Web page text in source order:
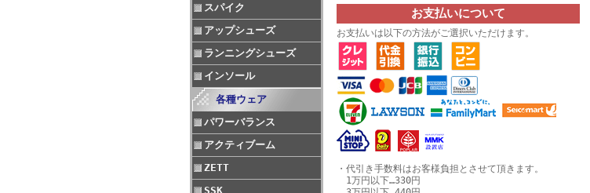
スパイク
アップシューズ
ランニングシューズ
インソール
各種ウェア
パワーバランス
アクティブーム
ZETT
SSK
お支払いについて
お支払いは以下の方法がご選択いただけます。
・代引き手数料はお客様負担とさせて頂きます。
1万円以下…330円